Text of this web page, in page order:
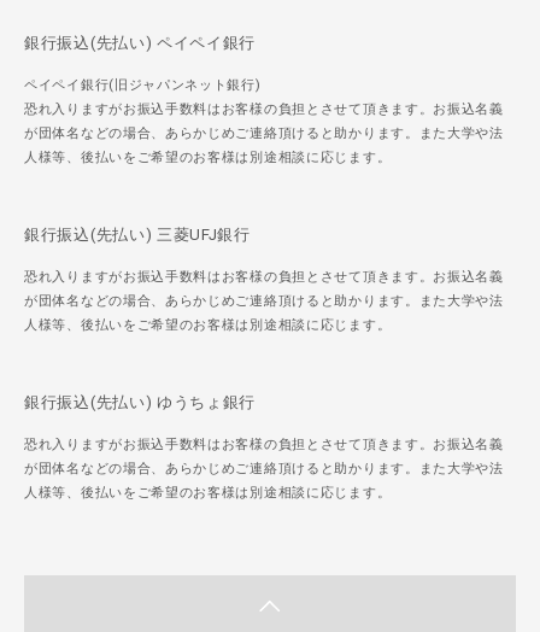
銀行振込(先払い) ペイペイ銀行
ペイペイ銀行(旧ジャパンネット銀行)
恐れ入りますがお振込手数料はお客様の負担とさせて頂きます。お振込名義
が団体名などの場合、あらかじめご連絡頂けると助かります。また大学や法
人様等、後払いをご希望のお客様は別途相談に応じます。
銀行振込(先払い) 三菱UFJ銀行
恐れ入りますがお振込手数料はお客様の負担とさせて頂きます。お振込名義
が団体名などの場合、あらかじめご連絡頂けると助かります。また大学や法
人様等、後払いをご希望のお客様は別途相談に応じます。
銀行振込(先払い) ゆうちょ銀行
恐れ入りますがお振込手数料はお客様の負担とさせて頂きます。お振込名義
が団体名などの場合、あらかじめご連絡頂けると助かります。また大学や法
人様等、後払いをご希望のお客様は別途相談に応じます。